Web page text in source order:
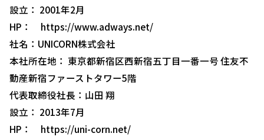
設立： 2001年2月
HP： https://www.adways.net/
社名：UNICORN株式会社
本社所在地： 東京都新宿区西新宿五丁目一番一号 住友不
動産新宿ファーストタワー5階
代表取締役社長：山田 翔
設立： 2013年7月
HP： https://uni-corn.net/